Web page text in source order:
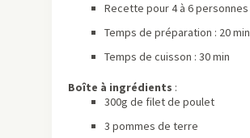
Recette pour 4 à 6 personnes
Temps de préparation : 20 min
Temps de cuisson : 30 min
Boîte à ingrédients :
300g de filet de poulet
3 pommes de terre